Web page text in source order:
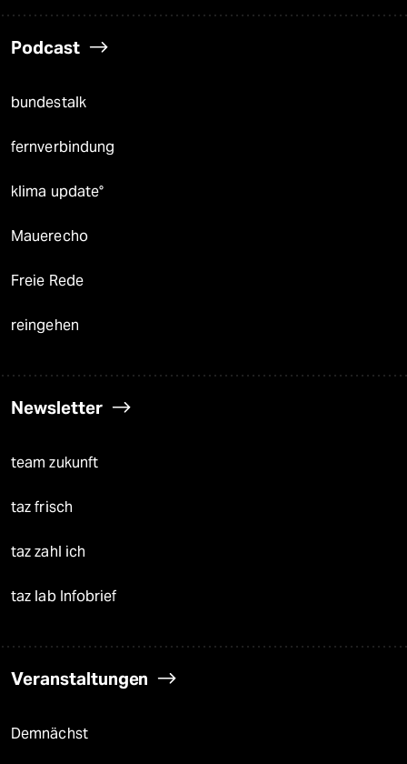
Podcast
bundestalk
fernverbindung
klima update°
Mauerecho
Freie Rede
reingehen
Newsletter
team zukunft
taz frisch
taz zahl ich
taz lab Infobrief
Veranstaltungen
Demnächst